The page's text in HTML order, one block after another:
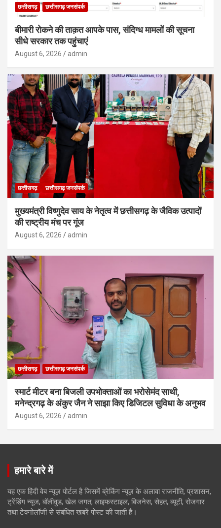
छत्तीसगढ़ छत्तीसगढ़ जनसंपर्क
बीमारी रोकने की ताक़त आपके पास, संदिग्ध मामलों की सूचना
सीधे सरकार तक पहुंचाएं
August 6, 2026 admin
छत्तीसगढ़ छत्तीसगढ़ जनसंपर्क
मुख्यमंत्री विष्णुदेव साय के नेतृत्व में छत्तीसगढ़ के जैविक उत्पादों
की राष्ट्रीय मंच पर गूंज
August 6, 2026 admin
छत्तीसगढ़ छत्तीसगढ़ जनसंपर्क
स्मार्ट मीटर बना बिजली उपभोक्ताओं का भरोसेमंद साथी,
मनेन्द्रगढ़ के अंकुर जैन ने साझा किए डिजिटल सुविधा के अनुभव
August 6, 2026 admin
हमारे बारे में
यह एक हिंदी वेब न्यूज़ पोर्टल है जिसमें ब्रेकिंग न्यूज़ के अलावा राजनीति, प्रशासन,
ट्रेंडिंग न्यूज, बॉलीवुड, खेल जगत, लाइफस्टाइल, बिजनेस, सेहत, ब्यूटी, रोजगार
तथा टेक्नोलॉजी से संबंधित खबरें पोस्ट की जाती है।